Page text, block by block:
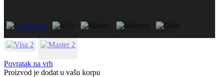
Povratak na vrh
Proizvod je dodat u vašu korpu